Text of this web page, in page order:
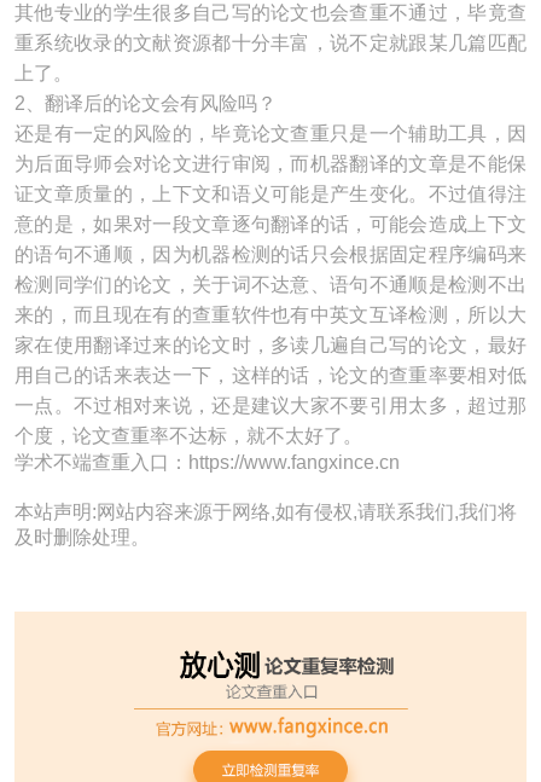
其他专业的学生很多自己写的论文也会查重不通过，毕竟查
重系统收录的文献资源都十分丰富，说不定就跟某几篇匹配
上了。
2、翻译后的论文会有风险吗？
还是有一定的风险的，毕竟论文查重只是一个辅助工具，因
为后面导师会对论文进行审阅，而机器翻译的文章是不能保
证文章质量的，上下文和语义可能是产生变化。不过值得注
意的是，如果对一段文章逐句翻译的话，可能会造成上下文
的语句不通顺，因为机器检测的话只会根据固定程序编码来
检测同学们的论文，关于词不达意、语句不通顺是检测不出
来的，而且现在有的查重软件也有中英文互译检测，所以大
家在使用翻译过来的论文时，多读几遍自己写的论文，最好
用自己的话来表达一下，这样的话，论文的查重率要相对低
一点。不过相对来说，还是建议大家不要引用太多，超过那
个度，论文查重率不达标，就不太好了。
学术不端查重入口：https://www.fangxince.cn
本站声明:网站内容来源于网络,如有侵权,请联系我们,我们将
及时删除处理。